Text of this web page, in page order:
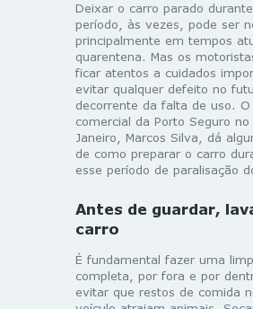
Deixar o carro parado
período, às vezes, pode ser
principalmente em tempos
quarentena. Mas os
ficar atentos a cuidados
evitar qualquer defeito no
decorrente da falta de uso.
comercial da Porto Seguro no
Janeiro, Marcos Silva, dá
de como preparar o carro
esse período de paralisação
Antes de guardar,
carro
É fundamental fazer uma
completa, por fora e por
evitar que restos de comida